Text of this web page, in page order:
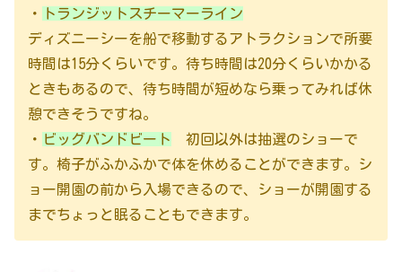
・
トランジットスチーマーライン
ディズニーシーを船で移動するアトラクションで所要
時間は15分くらいです。待ち時間は20分くらいかかる
ときもあるので、待ち時間が短めなら乗ってみれば休
憩できそうですね。
・
ビッグバンドビート
初回以外は抽選のショーで
す。椅子がふかふかで体を休めることができます。シ
ョー開園の前から入場できるので、ショーが開園する
までちょっと眠ることもできます。